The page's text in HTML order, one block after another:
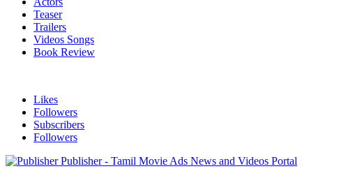
Teaser
Trailers
Videos Songs
Book Review
Likes
Followers
Subscribers
Followers
Publisher - Tamil Movie Ads News and Videos Portal